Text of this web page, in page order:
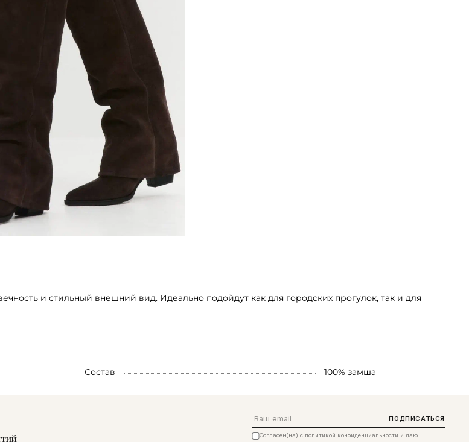
и стильный внешний вид. Идеально подойдут как для городских прогулок, так и для
Состав 100% замша
Email ПОДПИСАТЬСЯ
Согласен(на) с политикой конфиденциальности и даю